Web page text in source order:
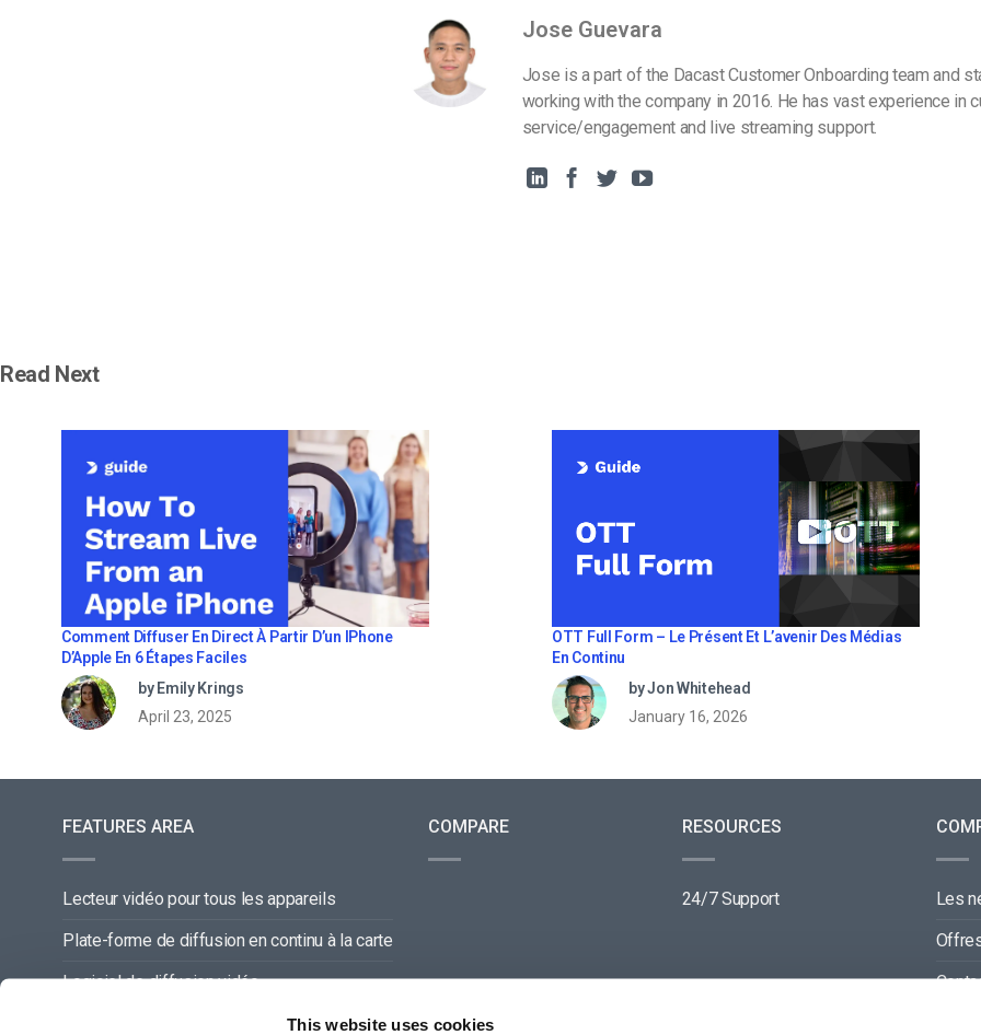
This website uses cookies
Jose Guevara
Jose is a part of the Dacast Customer Onboarding team and
working with the company in 2016. He has vast experience in
service/engagement and live streaming support.
Read Next
Comment Diffuser En Direct À Partir D’un IPhone
D’Apple En 6 Étapes Faciles
by Emily Krings
April 23, 2025
OTT Full Form – Le Présent Et L’avenir Des Médias
En Continu
by Jon Whitehead
January 16, 2026
FEATURES AREA
Lecteur vidéo pour tous les appareils
Plate-forme de diffusion en continu à la carte
Logiciel de diffusion vidéo
COMPARE RESOURCES
24/7 Support
Les